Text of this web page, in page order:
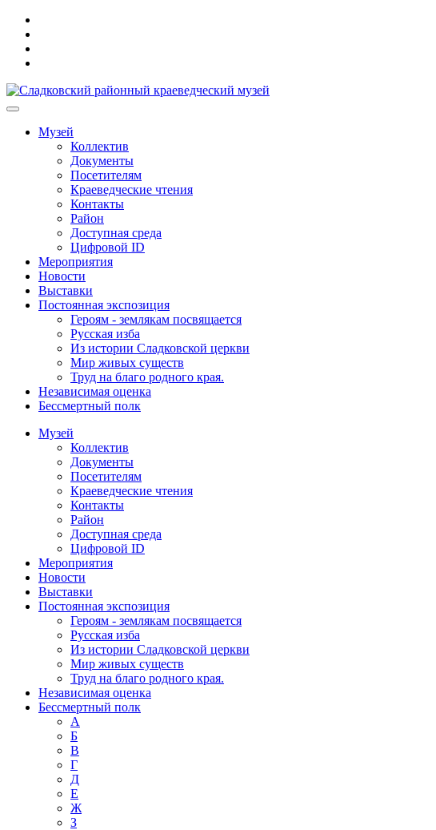
Музей
Коллектив
Документы
Посетителям
Краеведческие чтения
Контакты
Район
Доступная среда
Цифровой ID
Мероприятия
Новости
Выставки
Постоянная экспозиция
Героям - землякам посвящается
Русская изба
Из истории Сладковской церкви
Мир живых существ
Труд на благо родного края.
Независимая оценка
Бессмертный полк
Музей
Коллектив
Документы
Посетителям
Краеведческие чтения
Контакты
Район
Доступная среда
Цифровой ID
Мероприятия
Новости
Выставки
Постоянная экспозиция
Героям - землякам посвящается
Русская изба
Из истории Сладковской церкви
Мир живых существ
Труд на благо родного края.
Независимая оценка
Бессмертный полк
А
Б
В
Г
Д
Е
Ж
З